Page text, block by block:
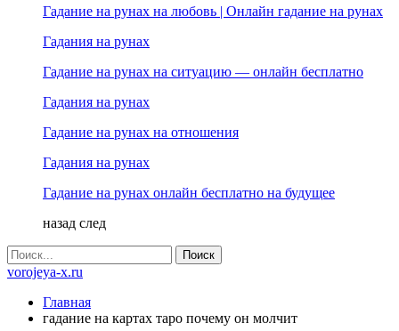
Гадание на рунах на любовь | Онлайн гадание на рунах
Гадания на рунах
Гадание на рунах на ситуацию — онлайн бесплатно
Гадания на рунах
Гадание на рунах на отношения
Гадания на рунах
Гадание на рунах онлайн бесплатно на будущее
назад след
vorojeya-x.ru
Главная
гадание на картах таро почему он молчит